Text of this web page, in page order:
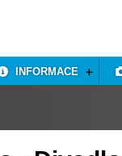
INFORMACE